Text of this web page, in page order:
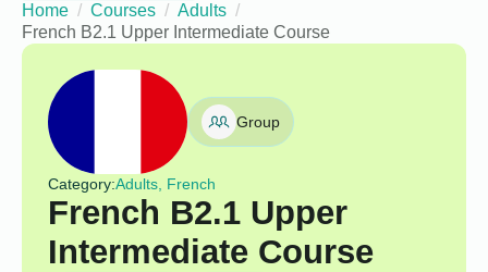
Home
Courses
Adults
French B2.1 Upper Intermediate Course
Group
Category:Adults, French
French B2.1 Upper
Intermediate Course